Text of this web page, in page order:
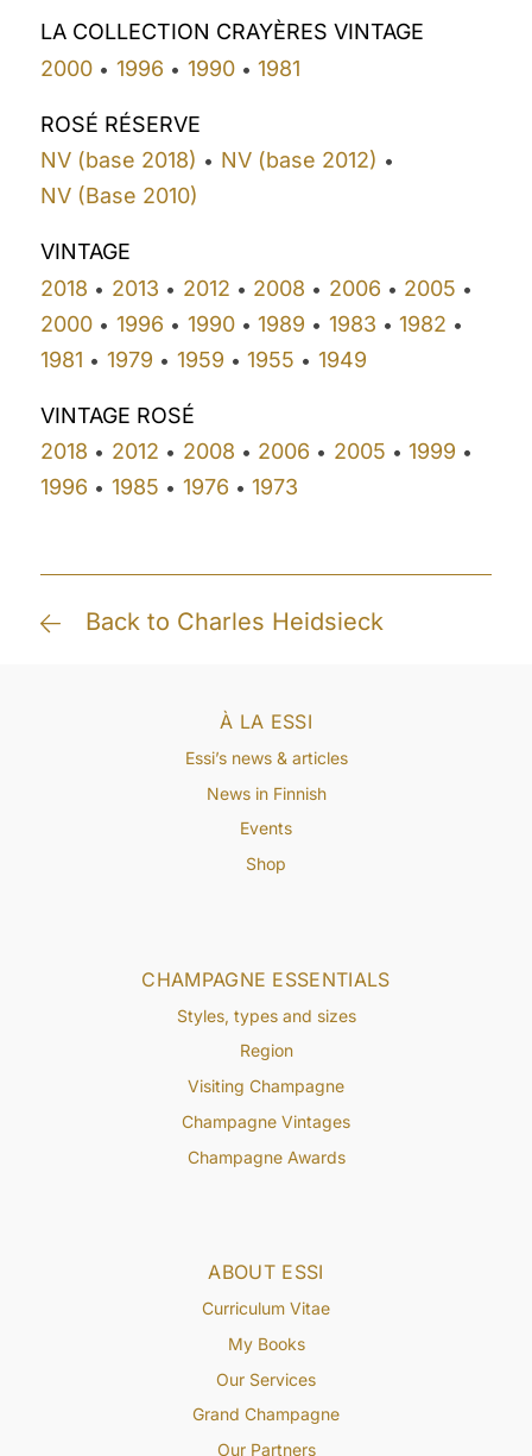
LA COLLECTION CRAYÈRES VINTAGE
2000 • 1996 • 1990• 1981
ROSÉ RÉSERVE
NV (base 2018) • NV (base 2012) •
NV (Base 2010)
VINTAGE
2018 • 2013 • 2012 • 2008 • 2006 • 2005 •
2000 • 1996 • 1990• 1989 • 1983 • 1982 •
1981 • 1979 • 1959 • 1955 • 1949
VINTAGE ROSÉ
2018 • 2012 • 2008 • 2006 • 2005 • 1999 •
1996 • 1985 • 1976 • 1973
Back to Charles Heidsieck
ABOUT ESSI
Curriculum Vitae
My Books
Our Services
Grand Champagne
Our Partners
CHAMPAGNE ESSENTIALS
Styles, types and sizes
Region
Visiting Champagne
Champagne Vintages
Champagne Awards
À LA ESSI
Essi’s news & articles
News in Finnish
Events
Shop